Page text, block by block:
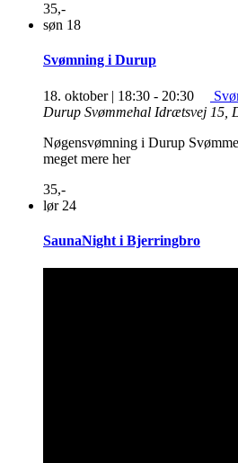
35,-
søn 18
Svømning i Durup
18. oktober | 18:30 - 20:30
Durup Svømmehal Idrætsvej 15,
Nøgensvømning i Durup
meget mere her
35,-
lør 24
SaunaNight i Bjerringbro